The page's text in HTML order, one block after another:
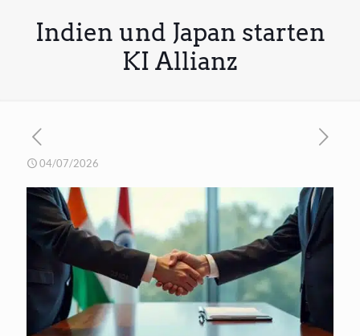
Indien und Japan starten
KI Allianz
04/07/2026